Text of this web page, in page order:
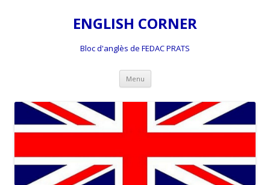
ENGLISH CORNER
Bloc d'anglès de FEDAC PRATS
Menu Skip
content